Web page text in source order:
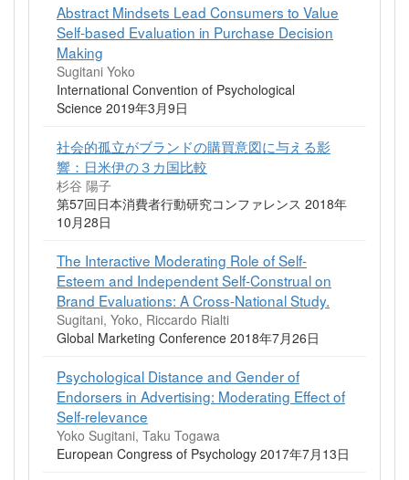
Abstract Mindsets Lead Consumers to Value
Self-based Evaluation in Purchase Decision
Making
Sugitani Yoko
International Convention of Psychological
Science 2019年3月9日
社会的孤立がブランドの購買意図に与える影
響：日米伊の３カ国比較
杉谷 陽子
第57回日本消費者行動研究コンファレンス 2018年
10月28日
The Interactive Moderating Role of Self-
Esteem and Independent Self-Construal on
Brand Evaluations: A Cross-National Study.
Sugitani, Yoko, Riccardo Rialti
Global Marketing Conference 2018年7月26日
Psychological Distance and Gender of
Endorsers in Advertising: Moderating Effect of
Self-relevance
Yoko Sugitani, Taku Togawa
European Congress of Psychology 2017年7月13日